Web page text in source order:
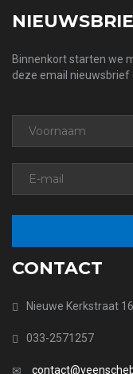
Binnenkort starten we
deze email nieuwsbrief
CONTACT
Nieuwe Kerkstraat
033-2571257